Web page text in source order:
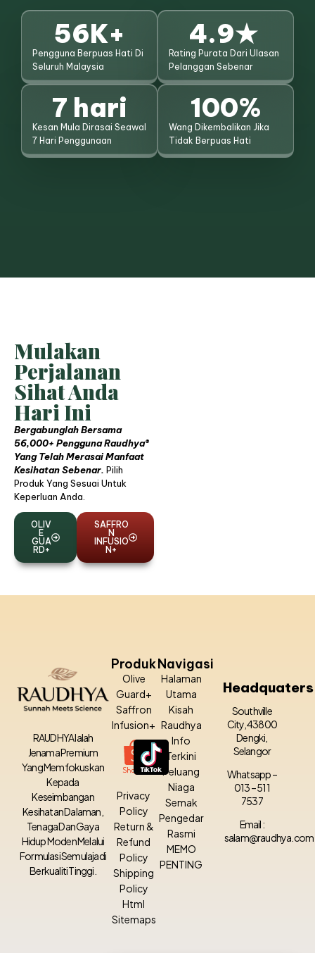
Pengguna Berpuas Hati Di
Seluruh Malaysia
56K+
Rating Purata Dari Ulasan
Pelanggan Sebenar
4.9★
Kesan Mula Dirasai Seawal
7 Hari Penggunaan
7 hari
Wang Dikembalikan Jika
Tidak Berpuas Hati
100%
Mulakan
Perjalanan
Sihat Anda
Hari Ini
Bergabunglah Bersama
56,000+ Pengguna Raudhya®
Yang Telah Merasai Manfaat
Kesihatan Sebenar. Pilih
Produk Yang Sesuai Untuk
Keperluan Anda.
OLIV
E
GUA
RD+
SAFFRO
N
INFUSIO
N+
RAUDHYA Ialah
Jenama Premium
Yang Memfokuskan
Kepada
Keseimbangan
Kesihatan Dalaman,
Tenaga Dan Gaya
Hidup Moden Melalui
Formulasi Semulajadi
Berkualiti Tinggi.
Produk
Olive
Guard+
Saffron
Infusion+
Privacy
Policy
Return &
Refund
Policy
Shipping
Policy
Html
Sitemaps
Navigasi
Halaman
Utama
Kisah
Raudhya
Info
Terkini
Peluang
Niaga
Semak
Pengedar
Rasmi
MEMO
PENTING
Headquaters
Southville
City, 43800
Dengki,
Selangor
Whatsapp –
013 – 511
7537
Email :
salam@raudhya.com